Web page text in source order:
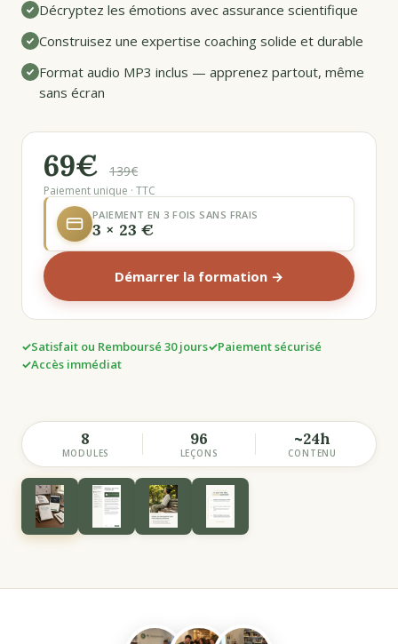
Décryptez les émotions avec assurance scientifique
Construisez une expertise coaching solide et durable
Format audio MP3 inclus — apprenez partout, même
sans écran
69€ 139€
Paiement unique · TTC
PAIEMENT EN 3 FOIS SANS FRAIS
3 × 23 €
Démarrer la formation →
Satisfait ou Remboursé 30 jours
Paiement sécurisé
Accès immédiat
8
MODULES
96
LEÇONS
~24h
CONTENU